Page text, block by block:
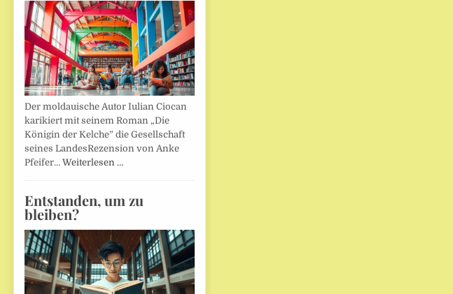
Der moldauische Autor Iulian Ciocan
karikiert mit seinem Roman „Die
Königin der Kelche” die Gesellschaft
seines LandesRezension von Anke
Pfeifer… Weiterlesen …
Entstanden, um zu
bleiben?